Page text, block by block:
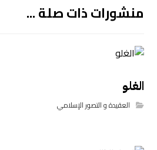
منشورات ذات صلة ...
الغلو
العقيدة و التصور الإسلامي